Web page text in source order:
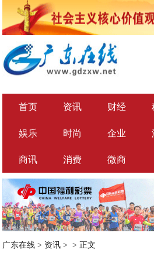
首页 资讯 财经
娱乐 时尚 企业
商讯 消费 微商
广东在线 > 资讯 > > 正文